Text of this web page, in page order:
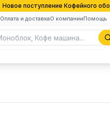
Новое поступление Кофейного
Оплата и доставкаО компанииПомощь